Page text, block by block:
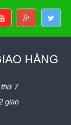
HÀNG
thứ 7